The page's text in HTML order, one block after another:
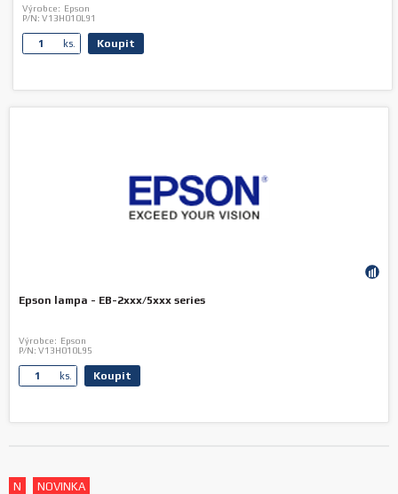
Výrobce: Epson
P/N: V13H010L91
ks. Koupit
Epson lampa - EB-2xxx/5xxx series
Výrobce: Epson
P/N: V13H010L95
ks. Koupit
N
NOVINKA